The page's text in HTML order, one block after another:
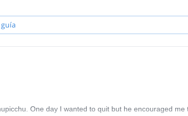
One day I wanted to quit but he encouraged me